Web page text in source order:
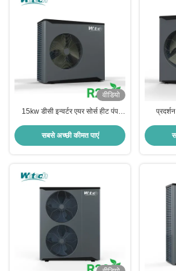
वीडियो
15kw डीसी इन्वर्टर एयर सोर्स हीट पंप
वाईफाई नियंत्रित
सबसे अच्छी कीमत पाएं